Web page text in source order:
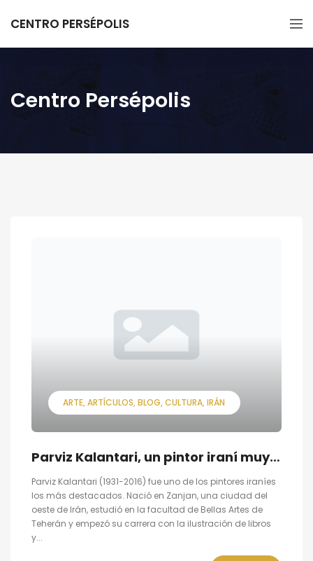
CENTRO PERSÉPOLIS
Centro Persépolis
ARTE ARTÍCULOS BLOG CULTURA IRÁN
Parviz Kalantari, un pintor iraní muy influyente
Parviz Kalantari (1931-2016) fue uno de los pintores iraníes
los más destacados. Nació en Zanjan, una ciudad del
oeste de Irán, estudió en la facultad de Bellas Artes de
Teherán y empezó su carrera con la ilustración de libros
y...